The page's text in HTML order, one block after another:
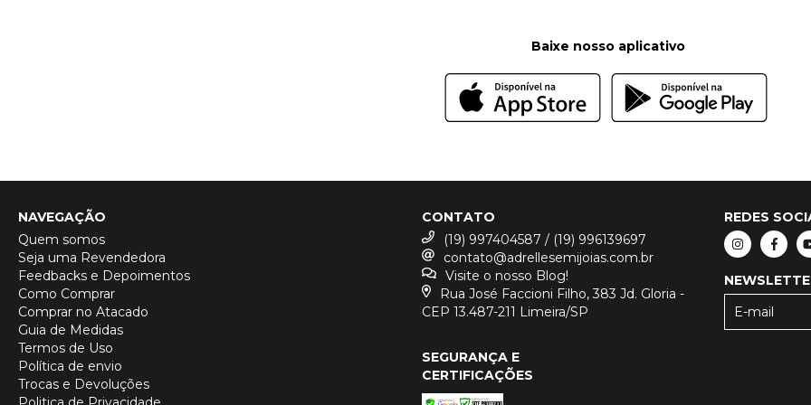
Baixe nosso aplicativo
NAVEGAÇÃO
Quem somos
Seja uma Revendedora
Feedbacks e Depoimentos
Como Comprar
Comprar no Atacado
Guia de Medidas
Termos de Uso
Política de envio
Trocas e Devoluções
CONTATO
(19) 997404587 / (19) 996139697
contato@adrellesemijoias.com.br
Visite o nosso Blog!
Rua José Faccioni Filho, 383 Jd. Gloria -
CEP 13.487-211 Limeira/SP
REDES
SEGURANÇA E
CERTIFICAÇÕES